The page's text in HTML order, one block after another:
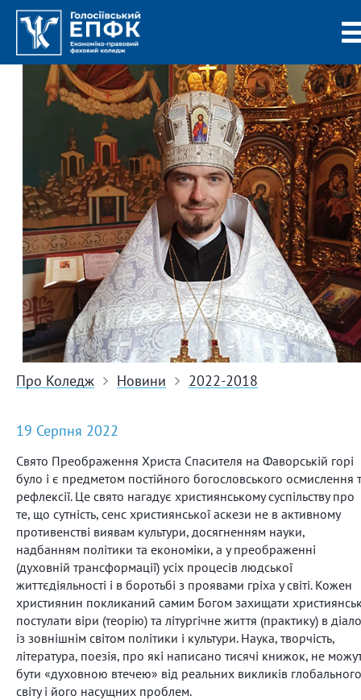
Про Коледж Новини 2022-2018
19 Серпня 2022
Свято Преображення Христа Спасителя на Фаворській горі
було і є предметом постійного богословського осмислення
рефлексії. Це свято нагадує християнському суспільству про
те, що сутність, сенс християнської аскези не в активному
противенстві виявам культури, досягненням науки,
надбанням політики та економіки, а у преображенні
(духовній трансформації) усіх процесів людської
життєдіяльності і в боротьбі з проявами гріха у світі. Кожен
християнин покликаний самим Богом захищати
постулати віри (теорію) та літургічне життя (практику) в
із зовнішнім світом політики і культури. Наука, творчість,
література, поезія, про які написано тисячі книжок, не
бути «духовною втечею» від реальних викликів глобального
світу і його насущних проблем.